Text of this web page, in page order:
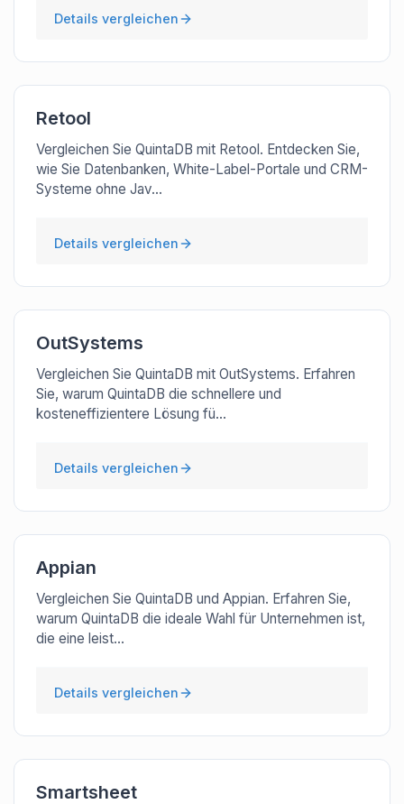
Details vergleichen
Retool
Vergleichen Sie QuintaDB mit Retool. Entdecken Sie,
wie Sie Datenbanken, White-Label-Portale und CRM-
Systeme ohne Jav...
Details vergleichen
OutSystems
Vergleichen Sie QuintaDB mit OutSystems. Erfahren
Sie, warum QuintaDB die schnellere und
kosteneffizientere Lösung fü...
Details vergleichen
Appian
Vergleichen Sie QuintaDB und Appian. Erfahren Sie,
warum QuintaDB die ideale Wahl für Unternehmen ist,
die eine leist...
Details vergleichen
Smartsheet